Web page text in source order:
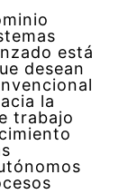
está
desean
la
trabajo